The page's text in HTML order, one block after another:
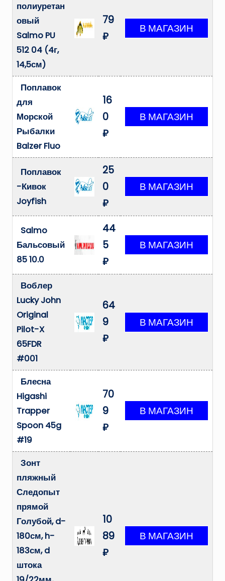
полиуретан
овый
Salmo PU
512 04 (4г,
14,5см)
79
₽
Поплавок
для
Морской
Рыбалки
Balzer Fluo
16
0
₽
Поплавок
-Кивок
Joyfish
25
0
₽
Salmo
Бальсовый
85 10.0
44
5
₽
Воблер
Lucky John
Original
Pilot-X
65FDR
#001
64
9
₽
Блесна
Higashi
Trapper
Spoon 45g
#19
70
9
₽
Зонт
пляжный
Следопыт
прямой
Голубой, d-
180см, h-
183см, d
штока
10
89
₽